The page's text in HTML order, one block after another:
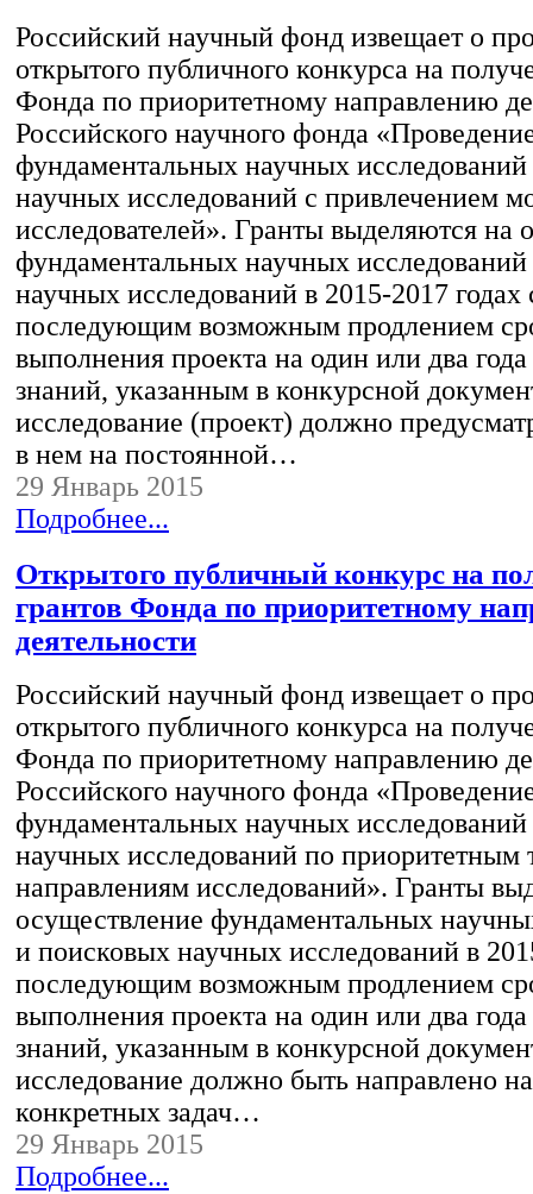
Российский научный фонд извещает о
открытого публичного конкурса на
Фонда по приоритетному направлению
Российского научного фонда
фундаментальных научных
научных исследований с привлечением
исследователей». Гранты выделяются на
фундаментальных научных
научных исследований в 2015-2017 годах
последующим возможным продлением
выполнения проекта на один или два
знаний, указанным в конкурсной
исследование (проект) должно
в нем на постоянной…
29 Январь 2015
Подробнее...
Открытого публичный конкурс на
грантов Фонда по приоритетному
деятельности
Российский научный фонд извещает о
открытого публичного конкурса на
Фонда по приоритетному направлению
Российского научного фонда
фундаментальных научных
научных исследований по приоритетным
направлениям исследований». Гранты
осуществление фундаментальных
и поисковых научных исследований в
последующим возможным продлением
выполнения проекта на один или два
знаний, указанным в конкурсной
исследование должно быть направлено
конкретных задач…
29 Январь 2015
Подробнее...